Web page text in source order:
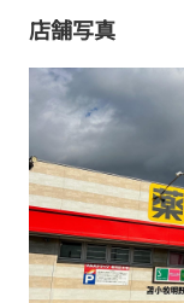
店舗写真